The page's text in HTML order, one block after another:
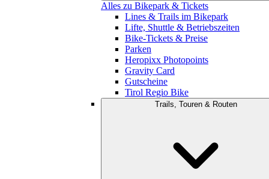
Alles zu Bikepark & Tickets
Lines & Trails im Bikepark
Lifte, Shuttle & Betriebszeiten
Bike-Tickets & Preise
Parken
Heropixx Photopoints
Gravity Card
Gutscheine
Tirol Regio Bike
Trails, Touren & Routen